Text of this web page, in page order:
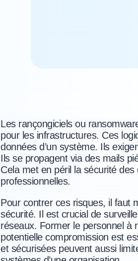
Les rançongiciels ou
pour les infrastructures. Ces
données d’un système. Ils
Ils se propagent via des mails
Cela met en péril la sécurité
professionnelles.
Pour contrer ces risques, il faut
sécurité. Il est crucial de
réseaux. Former le personnel à
potentielle compromission est
et sécurisées peuvent aussi